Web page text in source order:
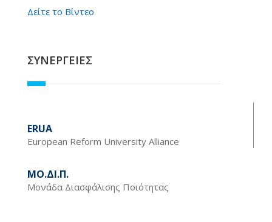
Δείτε το Βίντεο
ΣΥΝΕΡΓΕΙΕΣ
ERUA
Εuropean Reform University Alliance
ΜΟ.ΔΙ.Π.
Μονάδα Διασφάλισης Ποιότητας